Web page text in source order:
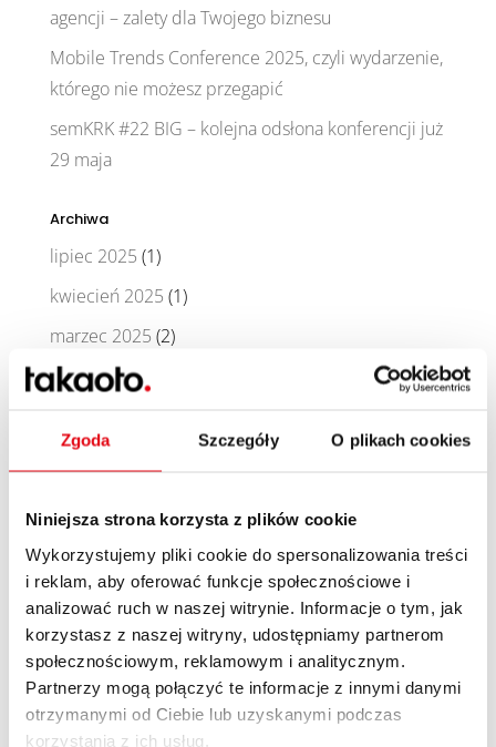
Zgoda Szczegóły O plikach cookies
Niniejsza strona korzysta z plików cookie
Wykorzystujemy pliki cookie do spersonalizowania treści
i reklam, aby oferować funkcje społecznościowe i
analizować ruch w naszej witrynie. Informacje o tym, jak
korzystasz z naszej witryny, udostępniamy partnerom
społecznościowym, reklamowym i analitycznym.
Partnerzy mogą połączyć te informacje z innymi danymi
otrzymanymi od Ciebie lub uzyskanymi podczas
korzystania z ich usług.
agencji – zalety dla Twojego biznesu
Mobile Trends Conference 2025, czyli wydarzenie,
którego nie możesz przegapić
semKRK #22 BIG – kolejna odsłona konferencji już
29 maja
Archiwa
lipiec 2025 (1)
kwiecień 2025 (1)
marzec 2025 (2)
maj 2024(1)
październik 2023
(1)
sierpień 2023
czerwiec 2023(1)
maj 2023(1)
październik 2022 (2)
sierpień 2022(1)
lipiec 2022(1)